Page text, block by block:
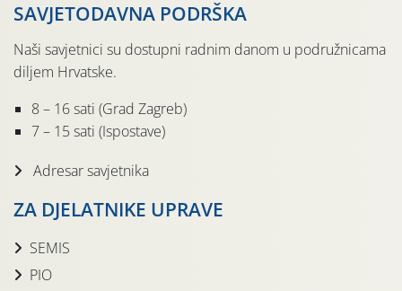
SAVJETODAVNA PODRŠKA
Naši savjetnici su dostupni radnim danom u podružnicama
diljem Hrvatske.
8 – 16 sati (Grad Zagreb)
7 – 15 sati (Ispostave)
Adresar savjetnika
ZA DJELATNIKE UPRAVE
SEMIS
PIO